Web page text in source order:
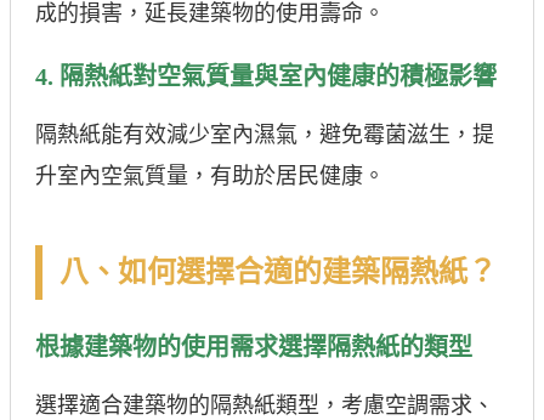
成的損害，延長建築物的使用壽命。
4. 隔熱紙對空氣質量與室內健康的積極影響
隔熱紙能有效減少室內濕氣，避免霉菌滋生，提
升室內空氣質量，有助於居民健康。
八、如何選擇合適的建築隔熱紙？
根據建築物的使用需求選擇隔熱紙的類型
選擇適合建築物的隔熱紙類型，考慮空調需求、